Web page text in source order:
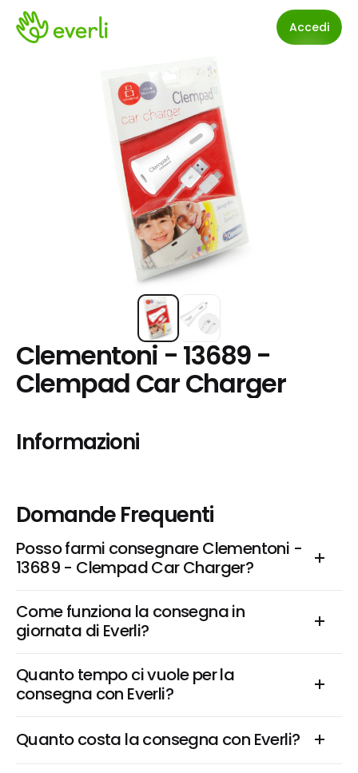
Accedi
Clementoni - 13689 -
Clempad Car Charger
Informazioni
Domande Frequenti
Posso farmi consegnare Clementoni -
13689 - Clempad Car Charger?
Come funziona la consegna in
giornata di Everli?
Quanto tempo ci vuole per la
consegna con Everli?
Quanto costa la consegna con Everli?